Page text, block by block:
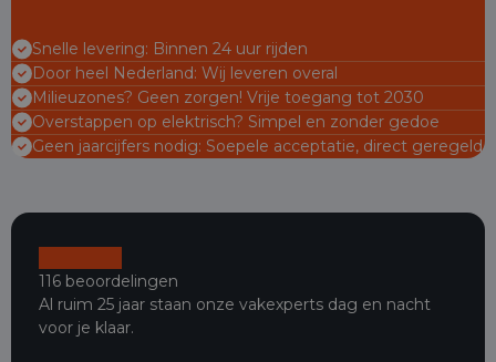
Snelle levering: Binnen 24 uur rijden
Door heel Nederland: Wij leveren overal
Milieuzones? Geen zorgen! Vrije toegang tot 2030
Overstappen op elektrisch? Simpel en zonder gedoe
Geen jaarcijfers nodig: Soepele acceptatie, direct geregeld
116 beoordelingen
Al ruim 25 jaar staan onze vakexperts dag en nacht
voor je klaar.